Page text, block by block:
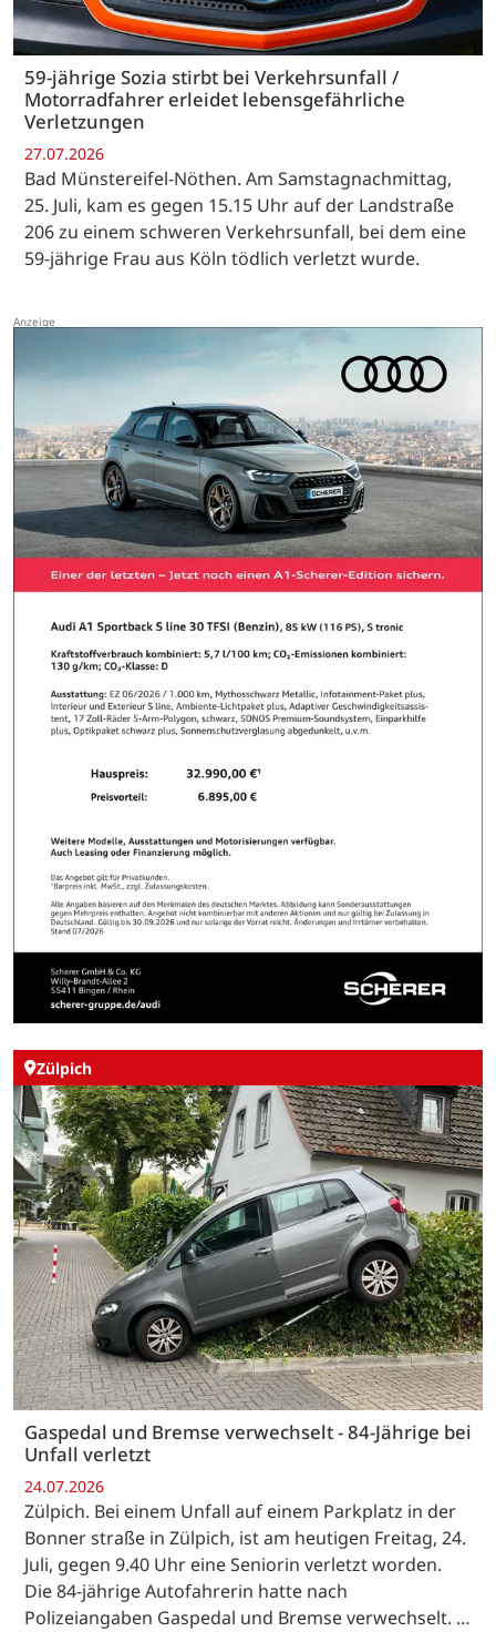
59-jährige Sozia stirbt bei Verkehrsunfall /
Motorradfahrer erleidet lebensgefährliche
Verletzungen
27.07.2026
Bad Münstereifel-Nöthen. Am Samstagnachmittag,
25. Juli, kam es gegen 15.15 Uhr auf der Landstraße
206 zu einem schweren Verkehrsunfall, bei dem eine
59-jährige Frau aus Köln tödlich verletzt wurde.
Zülpich
Gaspedal und Bremse verwechselt - 84-Jährige bei
Unfall verletzt
24.07.2026
Zülpich. Bei einem Unfall auf einem Parkplatz in der
Bonner straße in Zülpich, ist am heutigen Freitag, 24.
Juli, gegen 9.40 Uhr eine Seniorin verletzt worden.
Die 84-jährige Autofahrerin hatte nach
Polizeiangaben Gaspedal und Bremse verwechselt. …